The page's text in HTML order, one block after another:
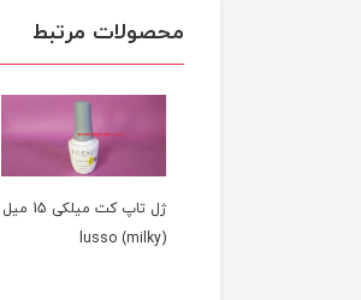
محصولات مرتبط
ژل بيس کت lusso